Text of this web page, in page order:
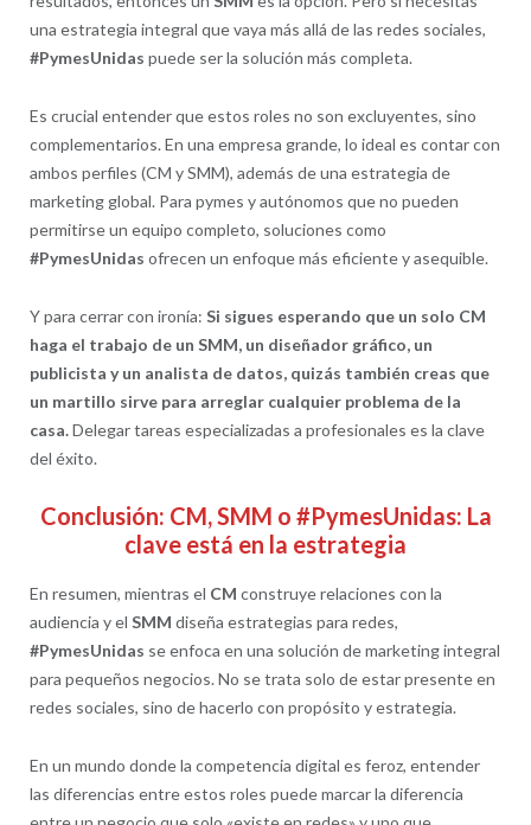
una estrategia integral que vaya más allá de las redes sociales,
#PymesUnidas puede ser la solución más completa.
Es crucial entender que estos roles no son excluyentes, sino
complementarios. En una empresa grande, lo ideal es contar con
ambos perfiles (CM y SMM), además de una estrategia de
marketing global. Para pymes y autónomos que no pueden
permitirse un equipo completo, soluciones como
#PymesUnidas ofrecen un enfoque más eficiente y asequible.
Y para cerrar con ironía: Si sigues esperando que un solo CM
haga el trabajo de un SMM, un diseñador gráfico, un
publicista y un analista de datos, quizás también creas que
un martillo sirve para arreglar cualquier problema de la
casa.Delegar tareas especializadas a profesionales es la clave
del éxito.
Conclusión: CM, SMM o #PymesUnidas: La
clave está en la estrategia
En resumen, mientras el CM construye relaciones con la
audiencia y el SMM diseña estrategias para redes,
#PymesUnidas se enfoca en una solución de marketing integral
para pequeños negocios. No se trata solo de estar presente en
redes sociales, sino de hacerlo con propósito y estrategia.
En un mundo donde la competencia digital es feroz, entender
las diferencias entre estos roles puede marcar la diferencia